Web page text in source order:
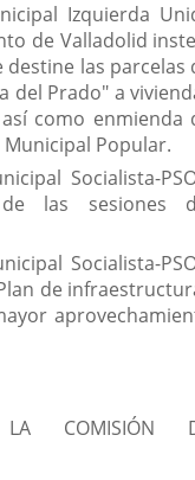
Izquierda
de Valladolid
las parcelas
del Prado" a
como enmienda
Popular.
Socialista-
las sesiones
Socialista-
de
LA COMISIÓN